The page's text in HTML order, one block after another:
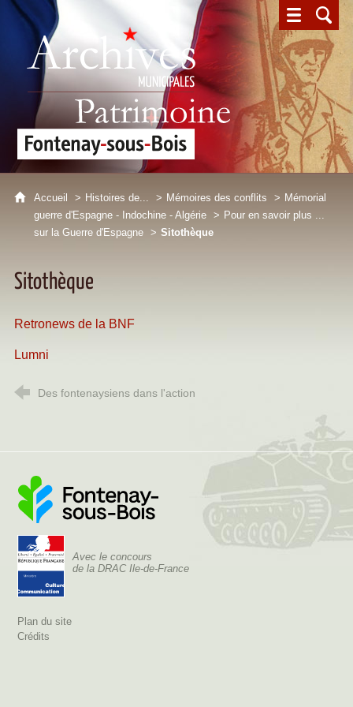
Archives municipales - Patrimoine - Fontenay-sous-Bois
Accueil Histoires de... Mémoires des conflits
Mémorial
guerre d'Espagne - Indochine - Algérie
Pour en savoir plus ...
sur la Guerre d'Espagne
Sitothèque
Sitothèque
Retronews de la BNF
Lumni
Des fontenaysiens dans l'action
Ville de Fontenay-sous-Bois
Avec le concours
de la DRAC Ile-de-France
Plan du site
Crédits